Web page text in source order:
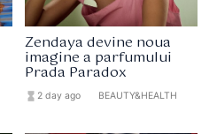
Zendaya devine noua
imagine a parfumului
Prada Paradox
hourglass_full 2 day ago BEAUTY&HEALTH